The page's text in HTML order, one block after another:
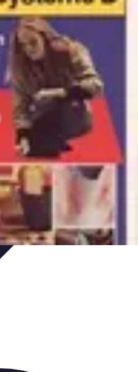
SpeedcubingAstuces et
Astuces